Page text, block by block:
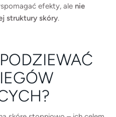
efekty, ale nie
struktury skóry.